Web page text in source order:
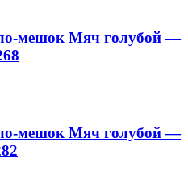
мешок Мяч голубой —
мешок Мяч голубой —